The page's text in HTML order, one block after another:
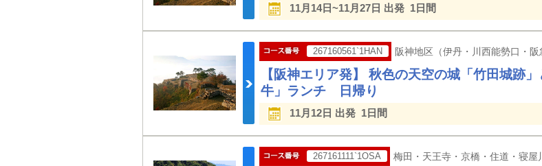
11月14日~11月27日 出発 1日間
267160561`1HAN 阪神地区（伊丹・川西能勢口・
【阪神エリア発】 秋色の天空の城「竹田城跡
牛」ランチ 日帰り
11月12日 出発 1日間
267161111`1OSA 梅田・天王寺・京橋・住道・寝